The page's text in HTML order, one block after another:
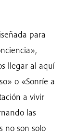
para
llegar al aquí
o «Sonríe a
a vivir
las
no son solo